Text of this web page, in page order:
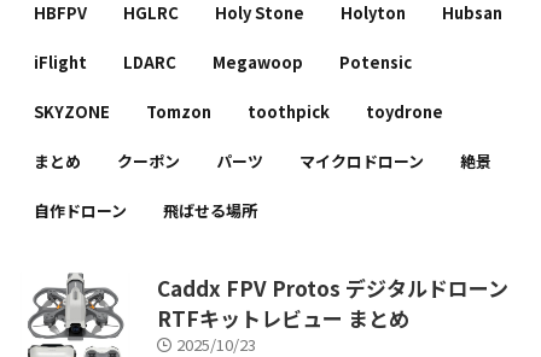
HBFPV HGLRC Holy Stone Holyton Hubsan
iFlight LDARC Megawoop Potensic
SKYZONE Tomzon toothpick toydrone
まとめ クーポン パーツ マイクロドローン 絶景
自作ドローン 飛ばせる場所
Caddx FPV Protos デジタルドローン
RTFキットレビュー まとめ
2025/10/23